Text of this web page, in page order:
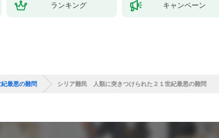
ランキング キャンペーン
最悪の難問 シリア難民 人類に突きつけられた２１世紀最悪の難問